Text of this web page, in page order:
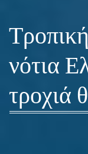
νότια
τροχιά